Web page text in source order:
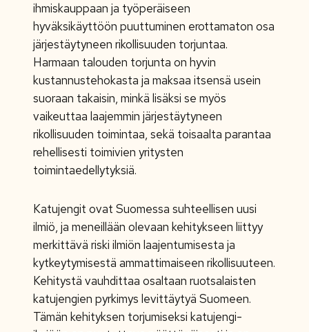
ihmiskauppaan ja työperäiseen
hyväksikäyttöön puuttuminen erottamaton osa
järjestäytyneen rikollisuuden torjuntaa.
Harmaan talouden torjunta on hyvin
kustannustehokasta ja maksaa itsensä usein
suoraan takaisin, minkä lisäksi se myös
vaikeuttaa laajemmin järjestäytyneen
rikollisuuden toimintaa, sekä toisaalta parantaa
rehellisesti toimivien yritysten
toimintaedellytyksiä.
Katujengit ovat Suomessa suhteellisen uusi
ilmiö, ja meneillään olevaan kehitykseen liittyy
merkittävä riski ilmiön laajentumisesta ja
kytkeytymisestä ammattimaiseen rikollisuuteen.
Kehitystä vauhdittaa osaltaan ruotsalaisten
katujengien pyrkimys levittäytyä Suomeen.
Tämän kehityksen torjumiseksi katujengi-